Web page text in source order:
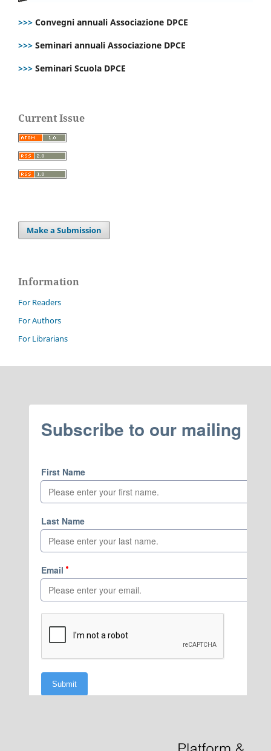
>>> Convegni annuali Associazione DPCE
>>> Seminari annuali Associazione DPCE
>>> Seminari Scuola DPCE
Current Issue
Make a Submission
Information
For Readers
For Authors
For Librarians